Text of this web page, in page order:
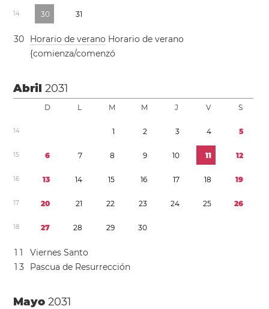
14 30 31
30 Horario de verano Horario de verano
{comienza/comenzó
Abril2031
D L M M J V S
14 1 2 3 4 5
15 6 7 8 9 10 11 12
16 13 14 15 16 17 18 19
17 20 21 22 23 24 25 26
18 27 28 29 30
1 1
Viernes Santo
1 3 Pascua de Resurrección
Mayo2031